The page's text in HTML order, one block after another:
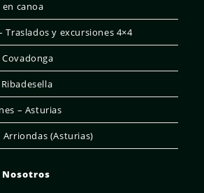
en canoa
Traslados y excursiones 4×4
– Asturias
Arriondas (Asturias)
Nosotros